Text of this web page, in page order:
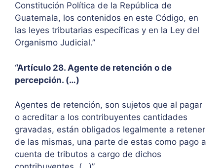
Constitución Política de la República de
Guatemala, los contenidos en este Código, en
las leyes tributarias específicas y en la Ley del
Organismo Judicial.”
“Artículo 28. Agente de retención o de
percepción. (…)
Agentes de retención, son sujetos que al pagar
o acreditar a los contribuyentes cantidades
gravadas, están obligados legalmente a retener
de las mismas, una parte de estas como pago a
cuenta de tributos a cargo de dichos